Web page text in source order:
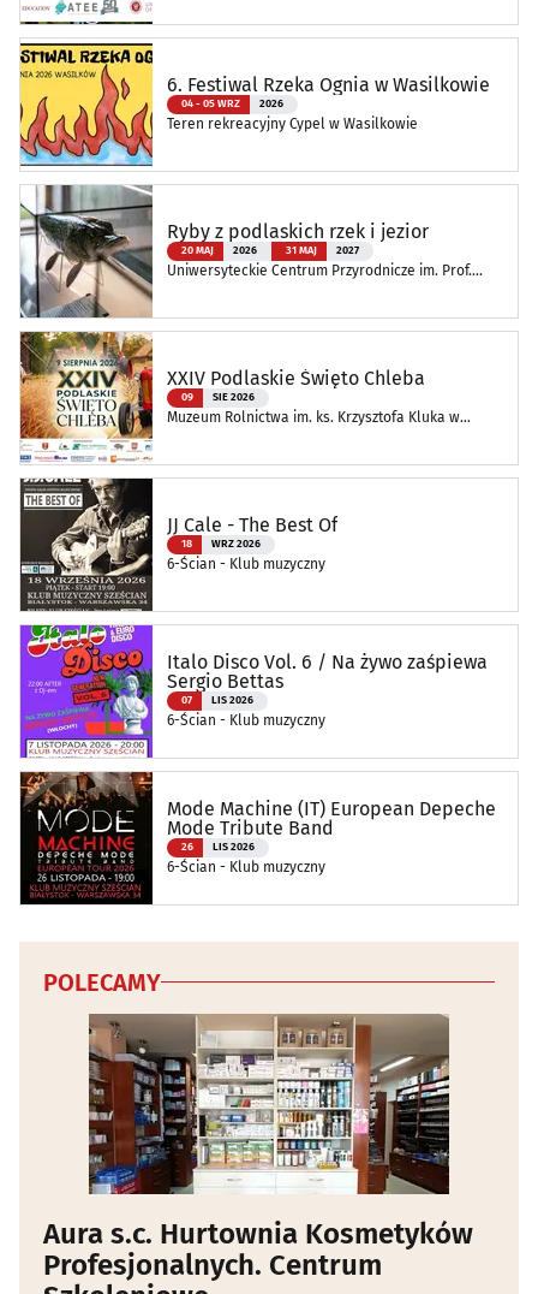
6. Festiwal Rzeka Ognia w Wasilkowie
04 - 05 WRZ 2026
Teren rekreacyjny Cypel w Wasilkowie
Ryby z podlaskich rzek i jezior
20 MAJ 2026 31 MAJ 2027
Uniwersyteckie Centrum Przyrodnicze im. Prof.
XXIV Podlaskie Święto Chleba
09 SIE 2026
Muzeum Rolnictwa im. ks. Krzysztofa Kluka w
JJ Cale - The Best Of
18 WRZ 2026
6-Ścian - Klub muzyczny
Italo Disco Vol. 6 / Na żywo zaśpiewa
Sergio Bettas
07 LIS 2026
6-Ścian - Klub muzyczny
Mode Machine (IT) European Depeche
Mode Tribute Band
26 LIS 2026
6-Ścian - Klub muzyczny
POLECAMY
Aura s.c. Hurtownia Kosmetyków
Profesjonalnych. Centrum